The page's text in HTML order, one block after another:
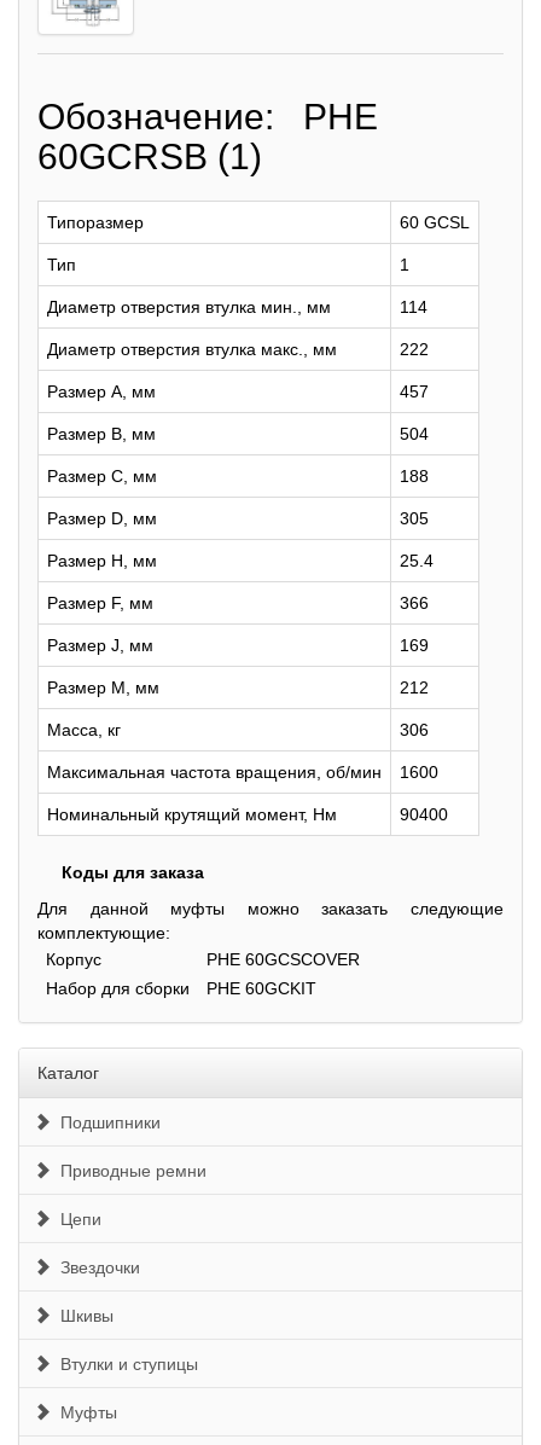
Обозначение: PHE
60GCRSB (1)
Типоразмер 60 GCSL
Тип 1
Диаметр отверстия втулка мин., мм 114
Диаметр отверстия втулка макс., мм 222
Размер A, мм 457
Размер B, мм 504
Размер C, мм 188
Размер D, мм 305
Размер H, мм 25.4
Размер F, мм 366
Размер J, мм 169
Размер M, мм 212
Масса, кг 306
Максимальная частота вращения, об/мин 1600
Номинальный крутящий момент, Нм 90400
Коды для заказа
Для данной муфты можно заказать следующие
комплектующие:
Корпус
PHE 60GCSCOVER
Набор для сборки
PHE 60GCKIT
Каталог
Подшипники
Приводные ремни
Цепи
Звездочки
Шкивы
Втулки и ступицы
Муфты